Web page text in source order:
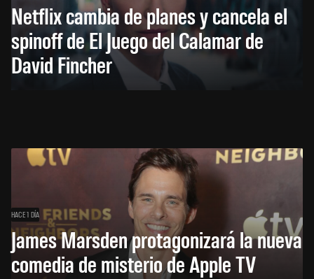
Netflix cambia de planes y cancela el
spinoff de El Juego del Calamar de
David Fincher
HACE 1 DÍA
James Marsden protagonizará la nueva
comedia de misterio de Apple TV